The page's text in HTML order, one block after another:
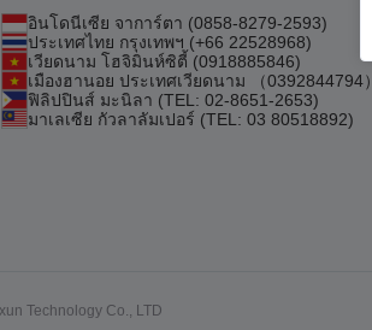
อินโดนีเซีย จาการ์ตา (0858-8279-2593)
ประเทศไทย กรุงเทพฯ (+66 22528968)
เวียดนาม โฮจิมินห์ซิตี้ (0918885846)
เมืองฮานอย ประเทศเวียดนาม （0392844794）
ฟิลิปปินส์ มะนิลา (TEL: 02-8651-2653)
มาเลเซีย กัวลาลัมเปอร์ (TEL: 03 80518892)
Technology Co., LTD